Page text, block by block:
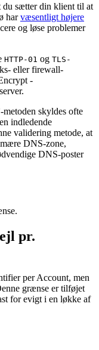
du sætter din klient til at
harvæsentligt højere
og løse problemer
HTTP-01 og TLS-
eller firewall-
-
skyldes ofte
indledende
validering metode, at
DNS-zone,
DNS-poster
pr.
per Account, men
grænse er tilføjet
for evigt i en løkke af